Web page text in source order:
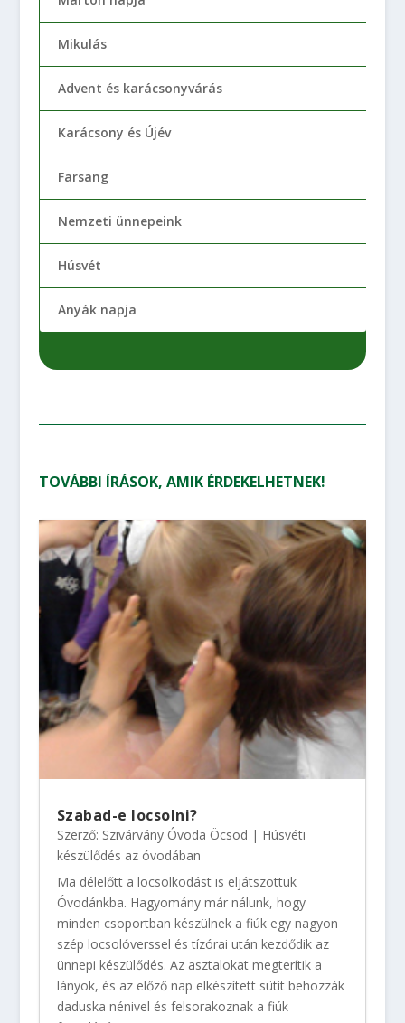
Mikulás
Advent és karácsonyvárás
Karácsony és Újév
Farsang
Nemzeti ünnepeink
Húsvét
Anyák napja
TOVÁBBI ÍRÁSOK, AMIK ÉRDEKELHETNEK!
Szabad-e locsolni?
Szerző: Szivárvány Óvoda Öcsöd | Húsvéti
készülődés az óvodában
Ma délelőtt a locsolkodást is eljátszottuk
Óvodánkba. Hagyomány már nálunk, hogy
minden csoportban készülnek a fiúk egy nagyon
szép locsolóverssel és tízórai után kezdődik az
ünnepi készülődés. Az asztalokat megterítik a
lányok, és az előző nap elkészített sütit behozzák
daduska nénivel és felsorakoznak a fiúk